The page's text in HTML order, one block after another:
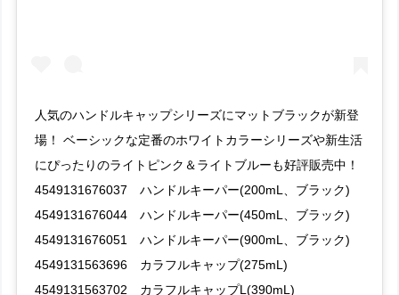
人気のハンドルキャップシリーズにマットブラックが新登
場！ ベーシックな定番のホワイトカラーシリーズや新生活
にぴったりのライトピンク＆ライトブルーも好評販売中！
4549131676037 ハンドルキーパー(200mL、ブラック)
4549131676044 ハンドルキーパー(450mL、ブラック)
4549131676051 ハンドルキーパー(900mL、ブラック)
4549131563696 カラフルキャップ(275mL)
4549131563702 カラフルキャップL(390mL)